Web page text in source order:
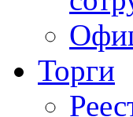
Торги